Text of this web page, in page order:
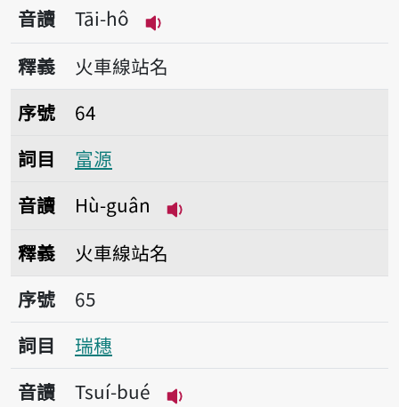
音讀
Tāi-hô
播放音讀Tāi-hô
釋義
火車線站名
序號64富源
序號
64
詞目
富源
音讀
Hù-guân
釋義
火車線站名
序號65瑞穗
序號
65
詞目
瑞穗
音讀
Tsuí-bué